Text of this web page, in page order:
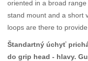
oriented in a broad
stand mount and a short
loops are there to
Štandartný úchyť
do grip head - hlavy.